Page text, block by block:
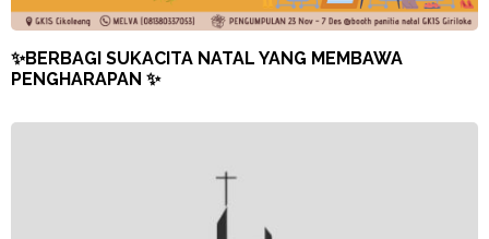
✨BERBAGI SUKACITA NATAL YANG MEMBAWA
PENGHARAPAN ✨